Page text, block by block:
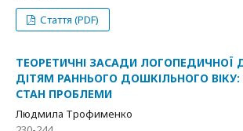
Стаття (PDF)
ТЕОРЕТИЧНІ ЗАСАДИ
ДІТЯМ РАННЬОГО ДОШКІЛЬНОГО
СТАН ПРОБЛЕМИ
Людмила Трофименко